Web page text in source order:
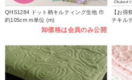
QHS1284 ドット柄キルティング生地 巾
約105cm m単位 (m)
卸価格は会員のみ公開
【お得
チキル